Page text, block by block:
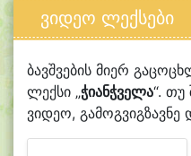
ვიდეო ლექსები
ბავშვების მიერ
ლექსი „ჭიანჭველა“. თუ
ვიდეო, გამოგვიგზავნე